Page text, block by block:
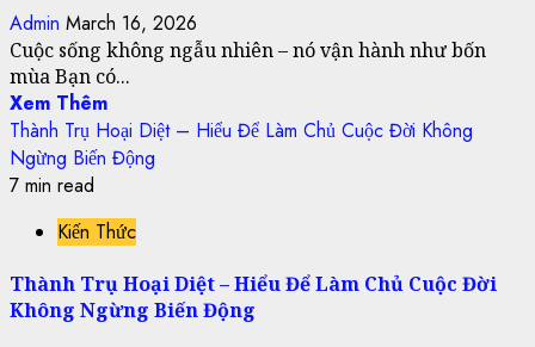
Admin March 16, 2026
Cuộc sống không ngẫu nhiên – nó vận hành như bốn
mùa Bạn có...
Xem Thêm
Thành Trụ Hoại Diệt – Hiểu Để Làm Chủ Cuộc Đời Không
Ngừng Biến Động
7 min read
Kiến Thức
Thành Trụ Hoại Diệt – Hiểu Để Làm Chủ Cuộc Đời
Không Ngừng Biến Động